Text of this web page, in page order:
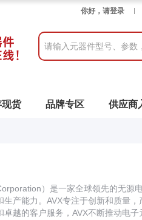
你好，请登录
现货 品牌专区 供应商
）是一家全球领先的无源
生产能力。AVX专注于创新和质量
卓越的客户服务，AVX不断推动电